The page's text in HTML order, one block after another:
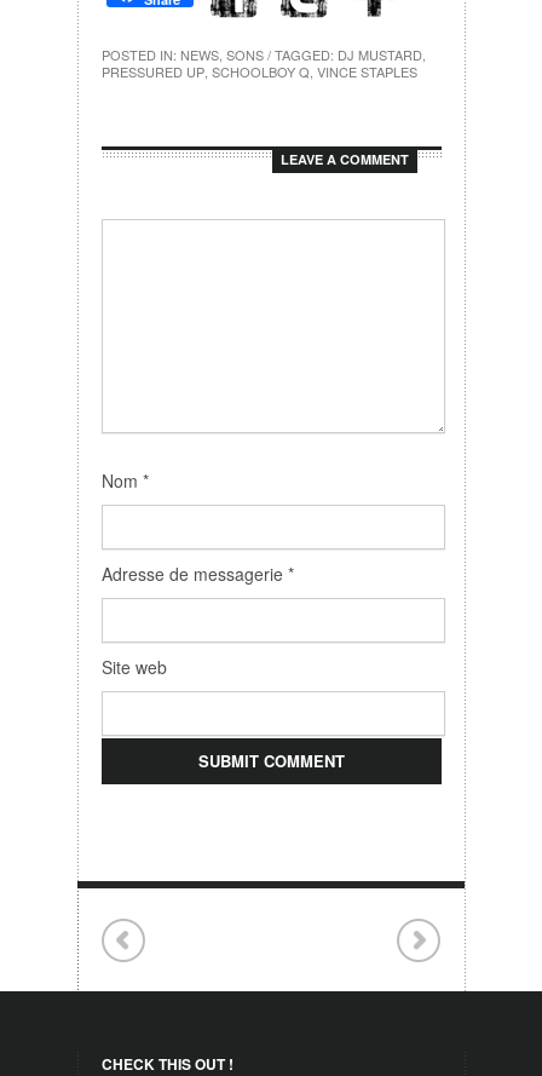
POSTED IN: NEWS, SONS / TAGGED: DJ MUSTARD,
PRESSURED UP, SCHOOLBOY Q VINCE STAPLES
LEAVE A COMMENT
Nom *
Adresse de messagerie *
Site web
CHECK THIS OUT !